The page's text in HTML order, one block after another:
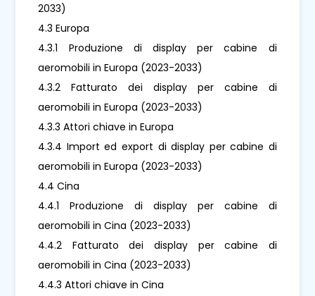
2033)
4.3 Europa
4.3.1 Produzione di display per cabine di
aeromobili in Europa (2023-2033)
4.3.2 Fatturato dei display per cabine di
aeromobili in Europa (2023-2033)
4.3.3 Attori chiave in Europa
4.3.4 Import ed export di display per cabine di
aeromobili in Europa (2023-2033)
4.4 Cina
4.4.1 Produzione di display per cabine di
aeromobili in Cina (2023-2033)
4.4.2 Fatturato dei display per cabine di
aeromobili in Cina (2023-2033)
4.4.3 Attori chiave in Cina